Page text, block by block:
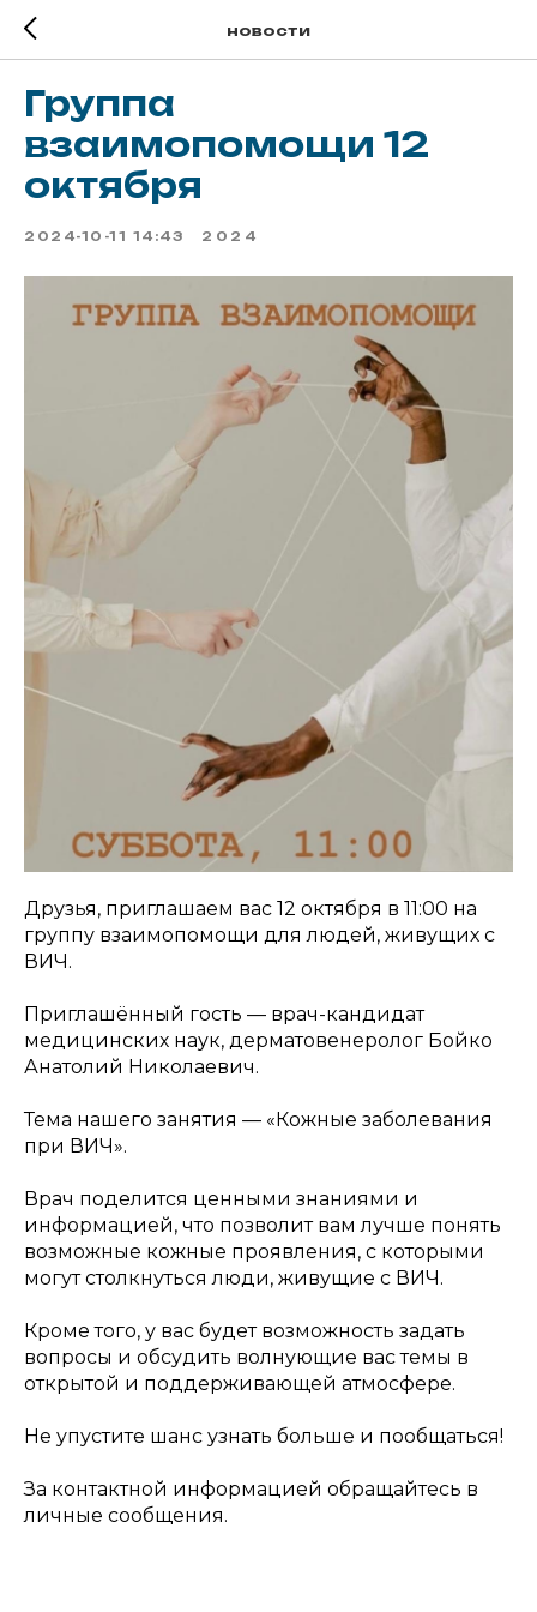
новости
Группа
взаимопомощи 12
октября
2024-10-11 14:43 2024
Друзья, приглашаем вас 12 октября в 11:00 на
группу взаимопомощи для людей, живущих с
ВИЧ.
Приглашённый гость — врач-кандидат
медицинских наук, дерматовенеролог Бойко
Анатолий Николаевич.
Тема нашего занятия — «Кожные заболевания
при ВИЧ».
Врач поделится ценными знаниями и
информацией, что позволит вам лучше понять
возможные кожные проявления, с которыми
могут столкнуться люди, живущие с ВИЧ.
Кроме того, у вас будет возможность задать
вопросы и обсудить волнующие вас темы в
открытой и поддерживающей атмосфере.
Не упустите шанс узнать больше и пообщаться!
За контактной информацией обращайтесь в
личные сообщения.